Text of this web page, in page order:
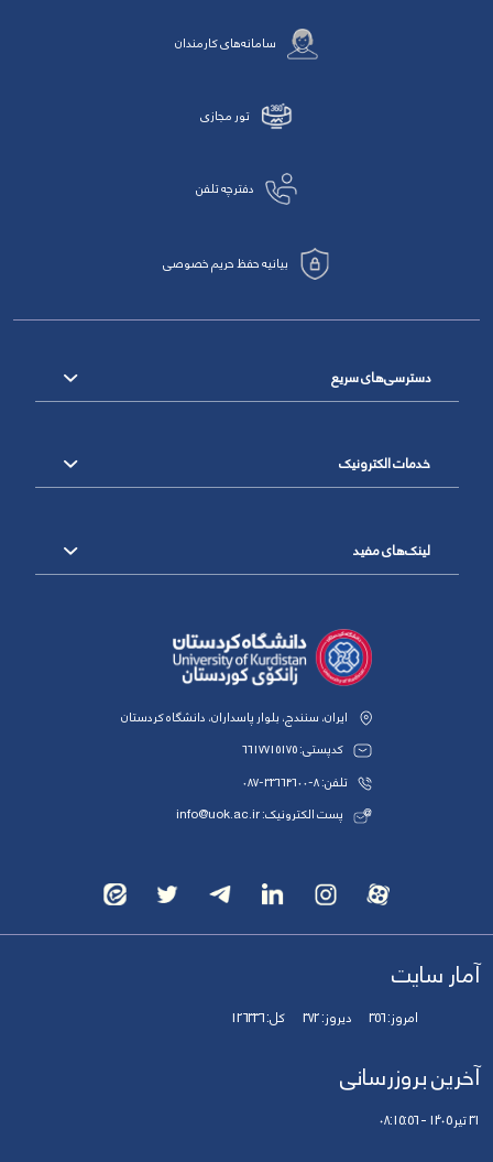
سامانه‌های کارمندان
تور مجازی
دفترچه تلفن
بیانیه حفظ حریم خصوصی
دسترسی‌های سریع
خدمات الکترونیک
لینک‌های مفید
ایران، سنندج، بلوار پاسداران، دانشگاه کردستان
کدپستی: 6617715175
تلفن: 8-33664600-087
پست الکترونیک: info@uok.ac.ir
آمار سایت
امروز:356 دیروز:372 کل:126336
آخرین بروزرسانی
31 تیر 1405 - 08:15:56